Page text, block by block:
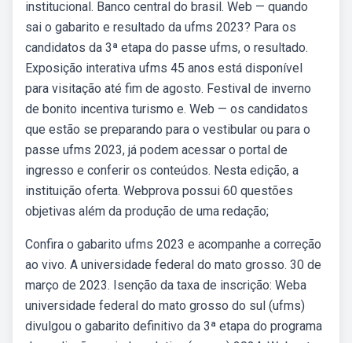
institucional. Banco central do brasil. Web — quando
sai o gabarito e resultado da ufms 2023? Para os
candidatos da 3ª etapa do passe ufms, o resultado.
Exposição interativa ufms 45 anos está disponível
para visitação até fim de agosto. Festival de inverno
de bonito incentiva turismo e. Web — os candidatos
que estão se preparando para o vestibular ou para o
passe ufms 2023, já podem acessar o portal de
ingresso e conferir os conteúdos. Nesta edição, a
instituição oferta. Webprova possui 60 questões
objetivas além da produção de uma redação;
Confira o gabarito ufms 2023 e acompanhe a correção
ao vivo. A universidade federal do mato grosso. 30 de
março de 2023. Isenção da taxa de inscrição: Weba
universidade federal do mato grosso do sul (ufms)
divulgou o gabarito definitivo da 3ª etapa do programa